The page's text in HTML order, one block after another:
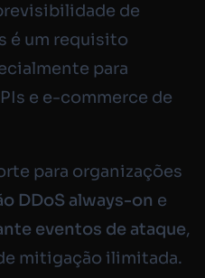
de
é um requisito
para
e e-commerce de
para organizações
DDoS always-on e
eventos de ataque,
mitigação ilimitada.